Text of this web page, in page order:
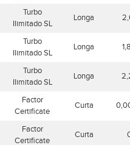
Turbo
Ilimitado SL
Longa
Turbo
Ilimitado SL
Longa
Turbo
Ilimitado SL
Longa
Factor
Certificate
Curta
Factor
Certificate
Curta